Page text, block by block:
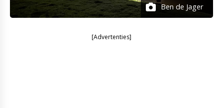
Ben de Jager
[Advertenties]